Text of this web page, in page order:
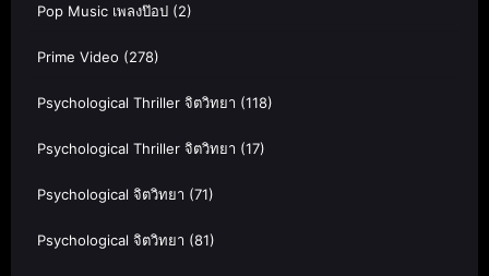
Pop Music เพลงป๊อป (2)
Prime Video (278)
Psychological Thriller จิตวิทยา (118)
Psychological Thriller จิตวิทยา (17)
Psychological จิตวิทยา (71)
Psychological จิตวิทยา (81)